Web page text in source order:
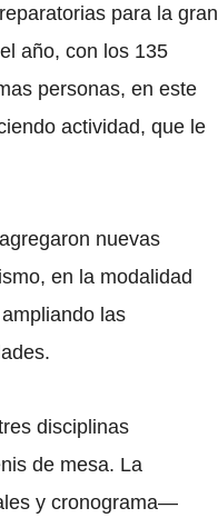
para la gran
año, con los 135
personas, en este
actividad, que le
nuevas
en la modalidad
las
disciplinas
de mesa. La
y cronograma—